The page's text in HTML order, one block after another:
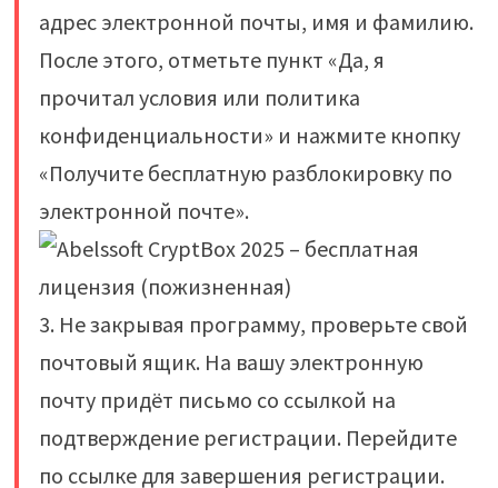
адрес электронной почты, имя и фамилию.
После этого, отметьте пункт «Да, я
прочитал условия или политика
конфиденциальности» и нажмите кнопку
«Получите бесплатную разблокировку по
электронной почте».
3. Не закрывая программу, проверьте свой
почтовый ящик. На вашу электронную
почту придёт письмо со ссылкой на
подтверждение регистрации. Перейдите
по ссылке для завершения регистрации.